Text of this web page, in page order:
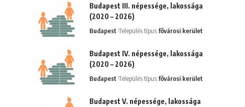
Budapest III. népessége, lakossága
(2020 – 2026)
Budapest Település típus:fővárosi kerület
Budapest IV. népessége, lakossága
(2020 – 2026)
Budapest Település típus:fővárosi kerület
Budapest V. népessége, lakossága